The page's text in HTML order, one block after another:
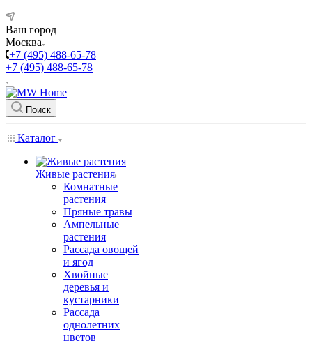
Ваш город
Москва
+7 (495) 488-65-78
+7 (495) 488-65-78
Поиск
Каталог
Живые растения
Комнатные
растения
Пряные травы
Ампельные
растения
Рассада овощей
и ягод
Хвойные
деревья и
кустарники
Рассада
однолетних
цветов